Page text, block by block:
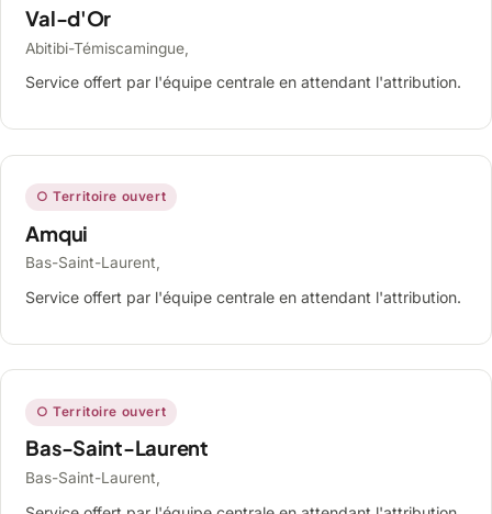
Val-d'Or
Abitibi-Témiscamingue,
Service offert par l'équipe centrale en attendant l'attribution.
○ Territoire ouvert
Amqui
Bas-Saint-Laurent,
Service offert par l'équipe centrale en attendant l'attribution.
○ Territoire ouvert
Bas-Saint-Laurent
Bas-Saint-Laurent,